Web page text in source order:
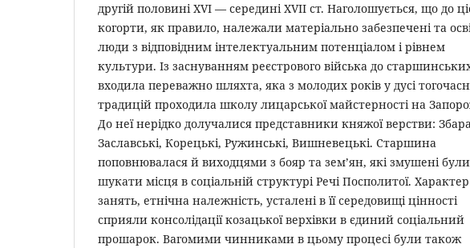
другій половині XVI — середині XVII ст. Наголошується, що до
когорти, як правило, належали матеріально забезпечені та
люди з відповідним інтелектуальним потенціалом і рівнем
культури. Із заснуванням реєстрового війська до
входила переважно шляхта, яка з молодих років у дусі
традицій проходила школу лицарської майстерності на
До неї нерідко долучалися представники княжої верстви:
Заславські, Корецькі, Ружинські, Вишневецькі. Старшина
поповнювалася й виходцями з бояр та зем’ян, які змушені були
шукати місця в соціальній структурі Речі Посполитої. Характер
занять, етнічна належність, усталені в її середовищі цінності
сприяли консолідації козацької верхівки в єдиний соціальний
прошарок. Вагомими чинниками в цьому процесі були також